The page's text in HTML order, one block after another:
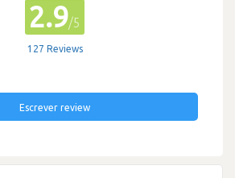
2.9/5
127 Reviews
Escrever review